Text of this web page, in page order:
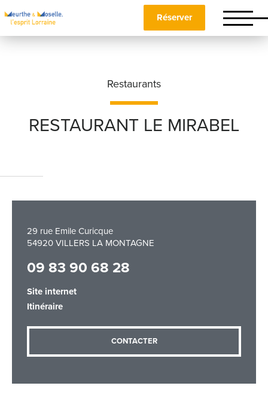
Réserver
Restaurants
RESTAURANT LE MIRABEL
29 rue Emile Curicque
54920 VILLERS LA MONTAGNE
09 83 90 68 28
Site internet
Itinéraire
CONTACTER
Prénom*